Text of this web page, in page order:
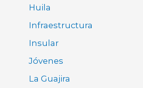
Huila
Infraestructura
Insular
Jóvenes
La Guajira